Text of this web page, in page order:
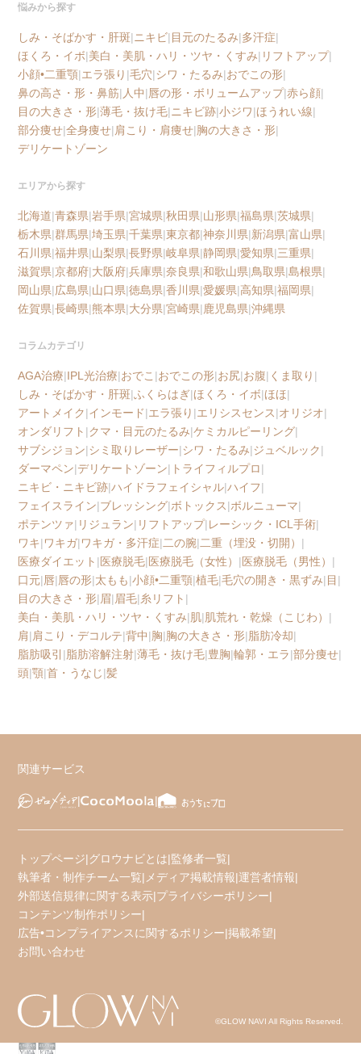
悩みから探す
しみ・そばかす・肝斑| ニキビ|目元のたるみ|多汗症|
ほくろ・イボ|美白・美肌・ハリ・ツヤ・くすみ| リフトアップ|
小顔•二重顎|エラ張り |毛穴|シワ・たるみ|おでこの形|
鼻の高さ・形・鼻筋| 人中|唇の形・ボリュームアップ|赤ら顔|
目の大きさ・形|薄毛・抜け毛| ニキビ跡|小ジワ|ほうれい線|
部分痩せ|全身痩せ|肩こり・肩痩せ|胸の大きさ・形|
デリケートゾーン
エリアから探す
北海道|青森県|岩手県|宮城県|秋田県|山形県|福島県|茨城県|
栃木県|群馬県|埼玉県|千葉県|東京都|神奈川県|新潟県|富山県|
石川県|福井県|山梨県|長野県|岐阜県|静岡県|愛知県|三重県|
滋賀県|京都府|大阪府|兵庫県|奈良県|和歌山県|鳥取県|島根県|
岡山県|広島県|山口県|徳島県|香川県|愛媛県|高知県|福岡県|
佐賀県|長崎県|熊本県|大分県|宮崎県|鹿児島県|沖縄県
コラムカテゴリ
AGA治療|IPL光治療|おでこ |おでこの形|お尻|お腹| くま取り |
しみ・そばかす・肝斑|ふくらはぎ|ほくろ・イボ|ほほ|
アートメイク|インモード|エラ張り |エリシスセンス|オリジオ|
オンダリフト |クマ・目元のたるみ|ケミカルピーリング|
サブシジョン|シミ取りレーザー|シワ・たるみ|ジュベルック|
ダーマペン|デリケートゾーン| トライフィルプロ|
ニキビ・ニキビ跡|ハイドラフェイシャル|ハイフ|
フェイスライン|ブレッシング|ボトックス|ボルニューマ|
ポテンツァ| リジュラン| リフトアップ|レーシック・ICL手術|
ワキ|ワキガ|ワキガ・多汗症|二の腕|二重（埋没・切開） |
医療ダイエット |医療脱毛|医療脱毛（女性） |医療脱毛（男性） |
口元|唇|唇の形|太もも|小顔•二重顎|植毛|毛穴の開き・黒ずみ|目 |
目の大きさ・形|眉|眉毛|糸リフト |
美白・美肌・ハリ・ツヤ・くすみ|肌|肌荒れ・乾燥（こじわ） |
肩|肩こり・デコルテ|背中|胸|胸の大きさ・形|脂肪冷却|
脂肪吸引 |脂肪溶解注射|薄毛・抜け毛|豊胸|輪郭・エラ|部分痩せ|
頭|顎|首・うなじ|髪
関連サービス
トップページ|グロウナビとは|監修者一覧|
執筆者・制作チーム一覧| メディア掲載情報|運営者情報|
外部送信規律に関する表示|プライバシーポリシー|
コンテンツ制作ポリシー|
広告•コンプライアンスに関するポリシー|掲載希望|
お問い合わせ
©GLOW NAVI All Rights Reserved.